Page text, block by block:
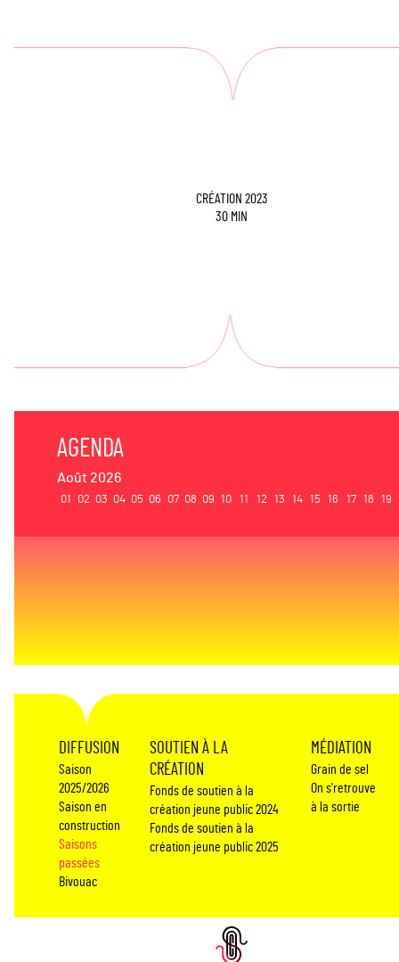
CRÉATION 2023
30 MIN
AGENDA
Août 2026
01 02 03 04 05 06 07 08 09 10 11 12 13 14 15 16 17 18 19
DIFFUSION
Saison
2025/2026
Saison en
construction
Saisons
passées
Bivouac
SOUTIEN À LA
CRÉATION
Fonds de soutien à la
création jeune public 2024
Fonds de soutien à la
création jeune public 2025
MÉDIATION
Grain de sel
On s'retrouve
à la sortie